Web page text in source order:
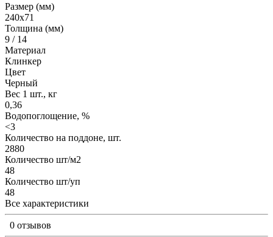
Размер (мм)
240х71
Толщина (мм)
9 / 14
Материал
Клинкер
Цвет
Черный
Вес 1 шт., кг
0,36
Водопоглощение, %
<3
Количество на поддоне, шт.
2880
Количество шт/м2
48
Количество шт/уп
48
Все характеристики
0 отзывов